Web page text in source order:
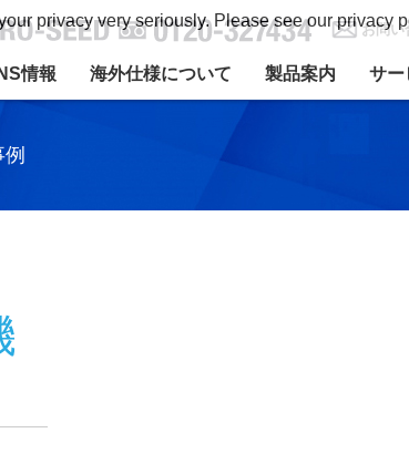
情報 海外仕様について 製品案内 サー
お問い
privacy very seriously. Please see our privacy